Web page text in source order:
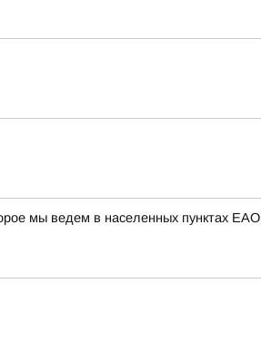
мы ведем в населенных пунктах ЕАО